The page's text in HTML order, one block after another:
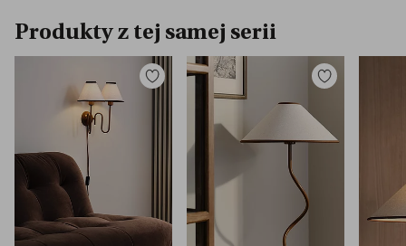
Produkty z tej samej serii
Dodaj
Dodaj